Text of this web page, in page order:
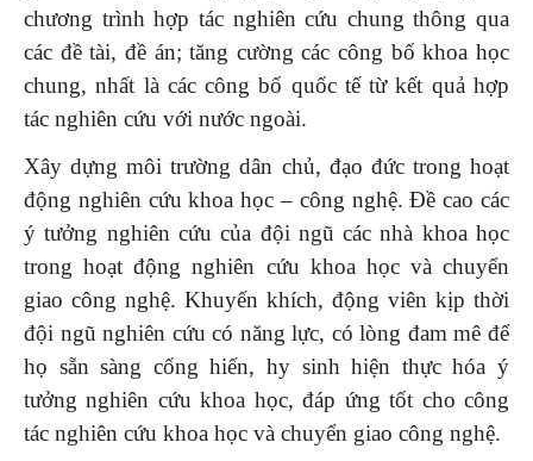
chương trình hợp tác nghiên cứu chung thông qua
các đề tài, đề án; tăng cường các công bố khoa học
chung, nhất là các công bố quốc tế từ kết quả hợp
tác nghiên cứu với nước ngoài.
Xây dựng môi trường dân chủ, đạo đức trong hoạt
động nghiên cứu khoa học – công nghệ. Đề cao các
ý tưởng nghiên cứu của đội ngũ các nhà khoa học
trong hoạt động nghiên cứu khoa học và chuyển
giao công nghệ. Khuyến khích, động viên kịp thời
đội ngũ nghiên cứu có năng lực, có lòng đam mê để
họ sẵn sàng cống hiến, hy sinh hiện thực hóa ý
tưởng nghiên cứu khoa học, đáp ứng tốt cho công
tác nghiên cứu khoa học và chuyển giao công nghệ.